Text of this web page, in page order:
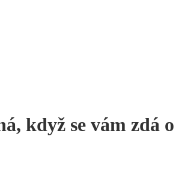
když se vám zdá o